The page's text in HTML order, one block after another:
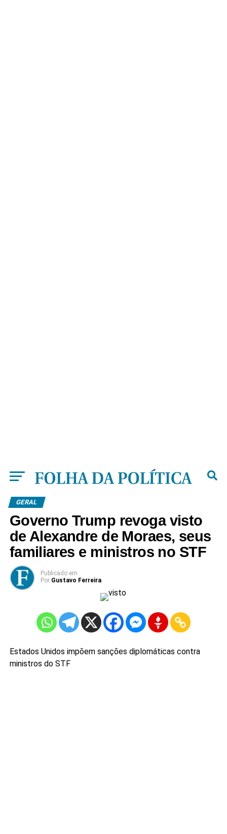
GERAL
Governo Trump revoga visto
de Alexandre de Moraes, seus
familiares e ministros no STF
Publicado em
Por Gustavo Ferreira
Estados Unidos impõem sanções diplomáticas contra
ministros do STF